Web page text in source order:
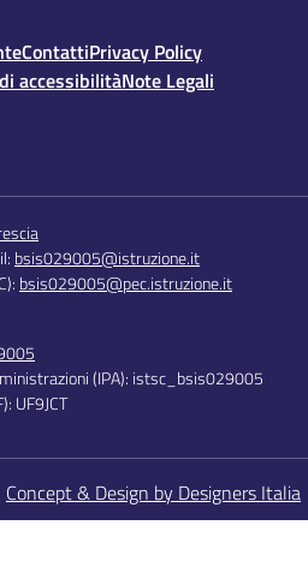
ContattiPrivacy Policy
accessibilitàNote Legali
bsis029005@istruzione.it
bsis029005@pec.istruzione.it
(IPA): istsc_bsis029005
UF9JCT
Concept & Design by Designers Italia